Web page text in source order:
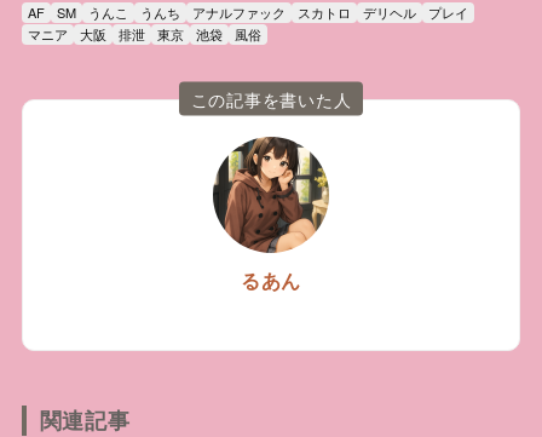
AF SM うんこ うんち アナルファック スカトロ デリヘル
プレイ
マニア
大阪 排泄 東京 池袋 風俗
この記事を書いた人
るあん
関連記事